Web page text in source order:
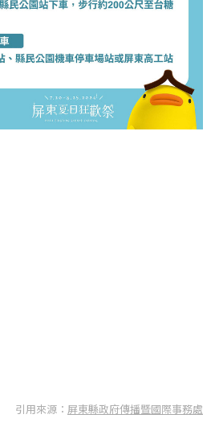
引用來源： 屏東縣政府傳播暨國際事務處